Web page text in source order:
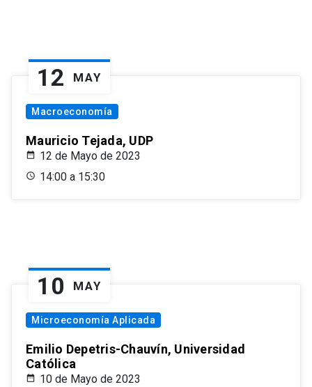
12 MAY
Macroeconomía
Mauricio Tejada, UDP
12 de Mayo de 2023
14:00 a 15:30
10 MAY
Microeconomía Aplicada
Emilio Depetris-Chauvín, Universidad
Católica
10 de Mayo de 2023